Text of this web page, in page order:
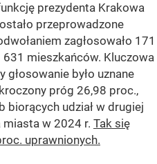
prezydenta Krakowa
przeprowadzone
zagłosowało 171
mieszkańców. Kluczowa
głosowanie było uznane
próg 26,98 proc.,
udział w drugiej
w 2024 r. Tak się
uprawnionych.